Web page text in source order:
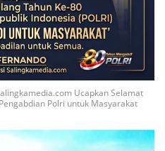
Ucapkan Selamat
Polri untuk Masyarakat